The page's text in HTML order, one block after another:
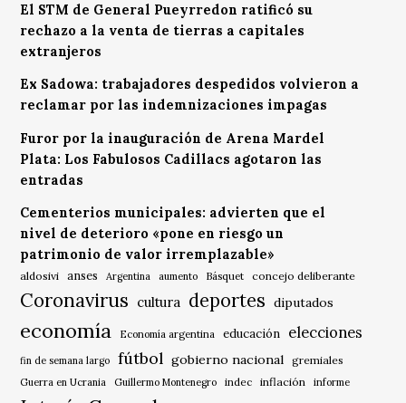
El STM de General Pueyrredon ratificó su
rechazo a la venta de tierras a capitales
extranjeros
Ex Sadowa: trabajadores despedidos volvieron a
reclamar por las indemnizaciones impagas
Furor por la inauguración de Arena Mardel
Plata: Los Fabulosos Cadillacs agotaron las
entradas
Cementerios municipales: advierten que el
nivel de deterioro «pone en riesgo un
patrimonio de valor irremplazable»
aldosivi anses Argentina aumento Básquet concejo deliberante
Coronavirus cultura deportes diputados
economía Economía argentina educación elecciones
fin de semana largo fútbol gobierno nacional gremiales
Guerra en Ucrania Guillermo Montenegro indec inflación informe